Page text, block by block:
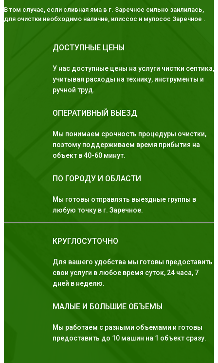
В том случае, если сливная яма в г. Заречное сильно заилилась,
для очистки необходимо наличие, илиссос и мулосос Заречное .
ДОСТУПНЫЕ ЦЕНЫ
У нас доступные цены на услуги чистки септика,
учитывая расходы на технику, инструменты и
ручной труд.
ОПЕРАТИВНЫЙ ВЫЕЗД
Мы понимаем срочность процедуры очистки,
поэтому поддерживаем время прибытия на
объект в 40-60 минут.
ПО ГОРОДУ И ОБЛАСТИ
Мы готовы отправлять выездные группы в
любую точку в г. Заречное.
КРУГЛОСУТОЧНО
Для вашего удобства мы готовы предоставить
свои услуги в любое время суток, 24 часа, 7
дней в неделю.
МАЛЫЕ И БОЛЬШИЕ ОБЪЕМЫ
Мы работаем с разными объемами и готовы
предоставить до 10 машин на 1 объект сразу.